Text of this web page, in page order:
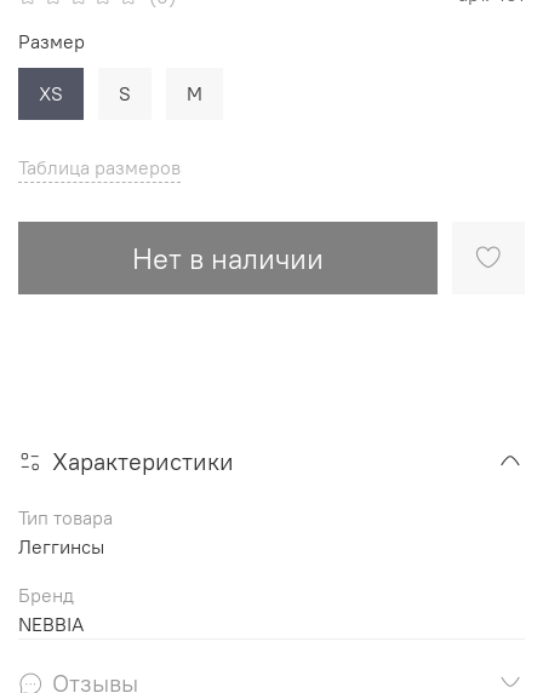
Таблица размеров
Нет в наличии
Размер
XS S M
Характеристики
Тип товара
Леггинсы
Бренд
NEBBIA
Отзывы